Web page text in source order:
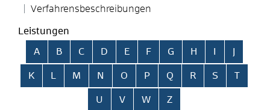
Verfahrensbeschreibungen
Leistungen
Alphabetisches Register überspringen
A B C D E F G H
K L M N O P Q R S T
U V W Z